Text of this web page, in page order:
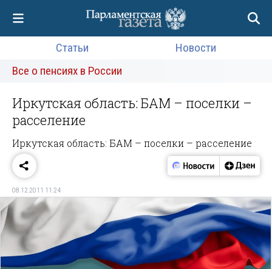
Статьи
Новости
Все о пенсиях в России
Иркутская область: БАМ – поселки –
расселение
Иркутская область: БАМ – поселки – расселение
08.12.2011 11:24